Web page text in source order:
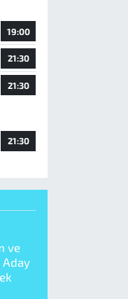
19:00
21:30
21:30
21:30
ve
Aday